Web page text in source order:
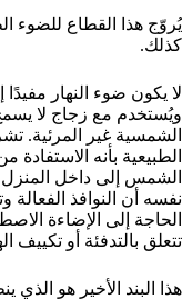
يُروّج هذا القطاع للضوء
كذلك.
لا يكون ضوء النهار مفيدًا
ويُستخدم مع زجاج لا
الشمسية غير المرئية.
الطبيعية بأنه الاستفادة
الشمس إلى داخل
نفسه أن النوافذ الفعالة
الحاجة إلى الإضاءة
تتعلق بالتدفئة أو تكييف
هذا البند الأخير هو